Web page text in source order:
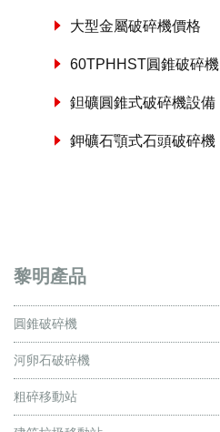
大型金屬破碎機價格
60TPHHST圓錐破碎機
鉭礦圓錐式破碎機設備
鉀礦石顎式石頭破碎機
黎明產品
圓錐破碎機
河卵石破碎機
粗碎移動站